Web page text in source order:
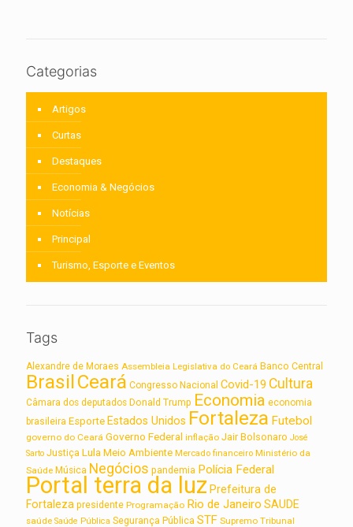
Categorias
Artigos
Curtas
Destaques
Economia & Negócios
Notícias
Principal
Turismo, Esporte e Eventos
Tags
Alexandre de Moraes Assembleia Legislativa do Ceará Banco Central
BrasilCeará Congresso Nacional Covid-19 Cultura
Câmara dos deputados Donald Trump Economia economia
brasileira Esporte Estados Unidos Fortaleza Futebol
governo do Ceará Governo Federal inflação Jair Bolsonaro José
Sarto Justiça Lula Meio Ambiente Mercado financeiro Ministério da
Saúde Música Negócios pandemia Polícia Federal
Portal terra da luzPrefeitura de
Fortaleza presidente Programação Rio de Janeiro SAUDE
saúde Saúde Pública Segurança Pública STF Supremo Tribunal